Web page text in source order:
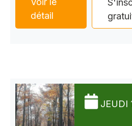
détail
JEUDI